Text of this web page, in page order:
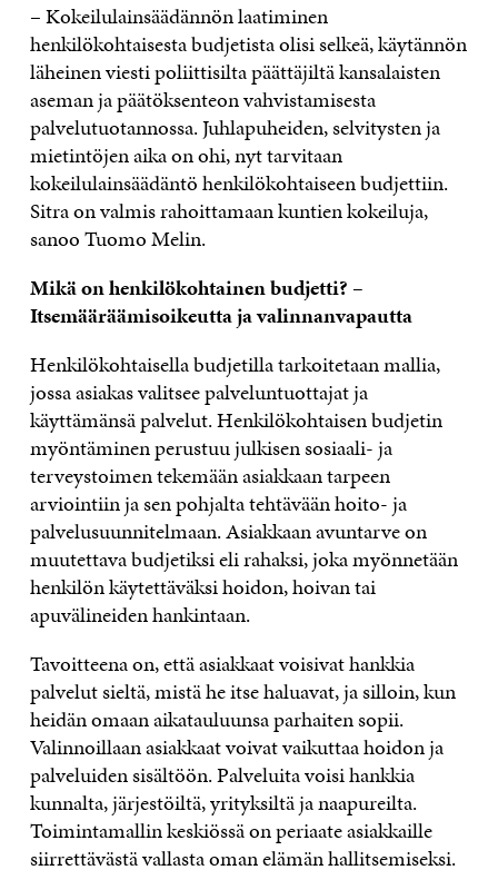
– Kokeilulainsäädännön laatiminen
henkilökohtaisesta budjetista olisi selkeä, käytännön
läheinen viesti poliittisilta päättäjiltä kansalaisten
aseman ja päätöksenteon vahvistamisesta
palvelutuotannossa. Juhlapuheiden, selvitysten ja
mietintöjen aika on ohi, nyt tarvitaan
kokeilulainsäädäntö henkilökohtaiseen budjettiin.
Sitra on valmis rahoittamaan kuntien kokeiluja,
sanoo Tuomo Melin.
Mikä on henkilökohtainen budjetti? –
Itsemääräämisoikeutta ja valinnanvapautta
Henkilökohtaisella budjetilla tarkoitetaan mallia,
jossa asiakas valitsee palveluntuottajat ja
käyttämänsä palvelut. Henkilökohtaisen budjetin
myöntäminen perustuu julkisen sosiaali- ja
terveystoimen tekemään asiakkaan tarpeen
arviointiin ja sen pohjalta tehtävään hoito- ja
palvelusuunnitelmaan. Asiakkaan avuntarve on
muutettava budjetiksi eli rahaksi, joka myönnetään
henkilön käytettäväksi hoidon, hoivan tai
apuvälineiden hankintaan.
Tavoitteena on, että asiakkaat voisivat hankkia
palvelut sieltä, mistä he itse haluavat, ja silloin, kun
heidän omaan aikatauluunsa parhaiten sopii.
Valinnoillaan asiakkaat voivat vaikuttaa hoidon ja
palveluiden sisältöön. Palveluita voisi hankkia
kunnalta, järjestöiltä, yrityksiltä ja naapureilta.
Toimintamallin keskiössä on periaate asiakkaille
siirrettävästä vallasta oman elämän hallitsemiseksi.